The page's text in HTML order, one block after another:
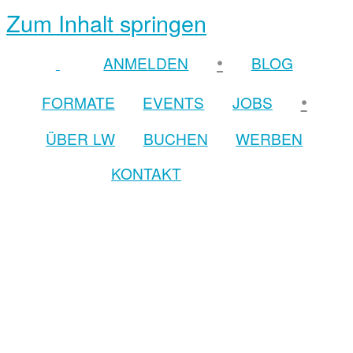
Zum Inhalt springen
ANMELDEN •
BLOG
FORMATE
EVENTS JOBS •
ÜBER LW BUCHEN
WERBEN
KONTAKT